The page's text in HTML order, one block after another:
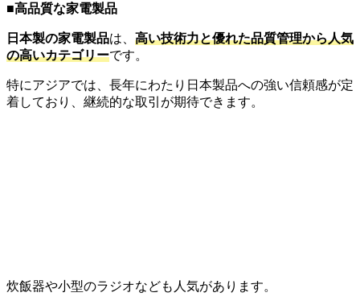
■高品質な家電製品
日本製の家電製品は、 高い技術力と優れた品質管理から人気
の高いカテゴリーです。
特にアジアでは、長年にわたり日本製品への強い信頼感が定
着しており、継続的な取引が期待できます。
炊飯器や小型のラジオなども人気があります。